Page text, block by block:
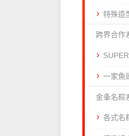
特殊造
跨界合作
一家魚
金夆名粽
各式名